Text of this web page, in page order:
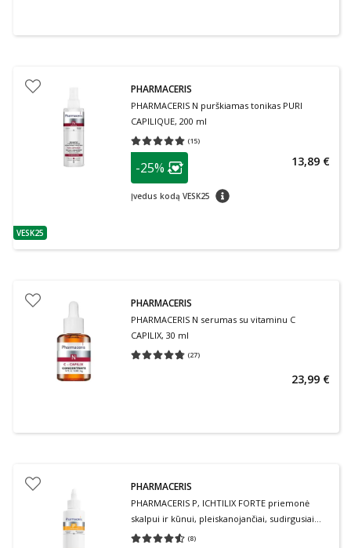
patarimas
VESK25
PHARMACERIS
PHARMACERIS N purškiamas tonikas PURI
CAPILIQUE, 200 ml
(15)
Vidutinis įvertinimas 5.00
patarimas
Lojalumo klubo narių nuolaida
-25%
Įvedus kodą VESK25 patarimas
13,89 €
PHARMACERIS
PHARMACERIS N serumas su vitaminu C
CAPILIX, 30 ml
(27)
Vidutinis įvertinimas 4.74
23,99 €
PHARMACERIS
PHARMACERIS P, ICHTILIX FORTE priemonė
skalpui ir kūnui, pleiskanojančiai, sudirgusiai
odai, 125 ml
(8)
Vidutinis įvertinimas 4.50